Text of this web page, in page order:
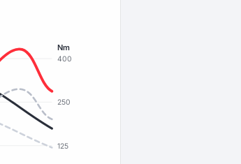
125
250
400
Nm